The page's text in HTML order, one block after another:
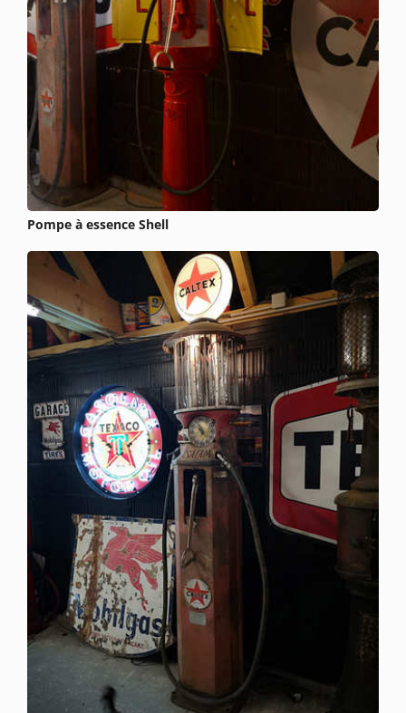
Pompe à essence Shell